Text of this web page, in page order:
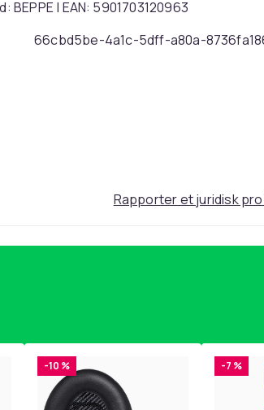
BEPPE | EAN: 5901703120963
66cbd5be-4a1c-5dff-a80a-
Rapporter et juridisk
-10 % -7 %